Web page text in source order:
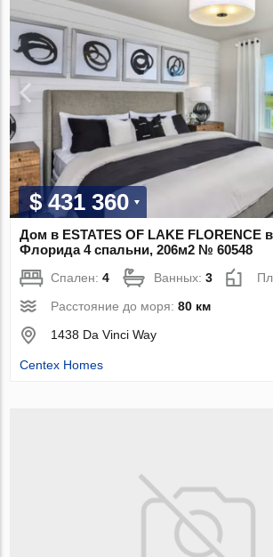
$ 431 360
Дом в ESTATES OF LAKE FLORENCE
Флорида 4 спальни, 206м2 № 60548
Спален:4 Ванных:3
Расстояние до моря:80 км
1438 Da Vinci Way
Centex Homes